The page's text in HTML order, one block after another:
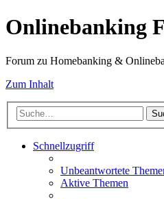
Onlinebanking
Forum zu Homebanking &
Zum Inhalt
Schnellzugriff
Unbeantwortete
Aktive Themen